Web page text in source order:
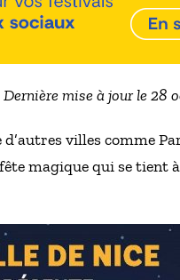
mise à jour le 28
villes comme
magique qui se tient